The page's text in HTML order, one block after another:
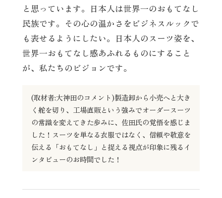
と思っています。日本人は世界一のおもてなし
民族です。その心の温かさをビジネスルックで
も表せるようにしたい。日本人のスーツ姿を、
世界一おもてなし感あふれるものにすること
が、私たちのビジョンです。
(取材者:大神田のコメント)製造卸から小売へと大き
く舵を切り、工場直販という強みでオーダースーツ
の常識を変えてきた歩みに、佐田氏の覚悟を感じま
した！スーツを単なる衣服ではなく、信頼や敬意を
伝える「おもてなし」と捉える視点が印象に残るイ
ンタビューのお時間でした！